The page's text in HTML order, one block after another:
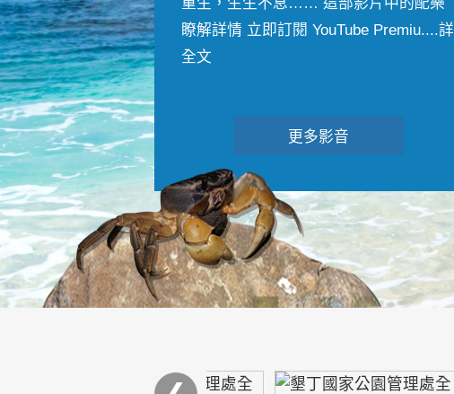
瞭解詳情 立即訂閱 YouTube Premiu....詳
全文
更多影音